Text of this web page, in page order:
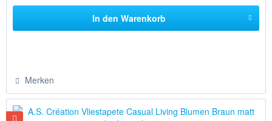
In den Warenkorb
Merken